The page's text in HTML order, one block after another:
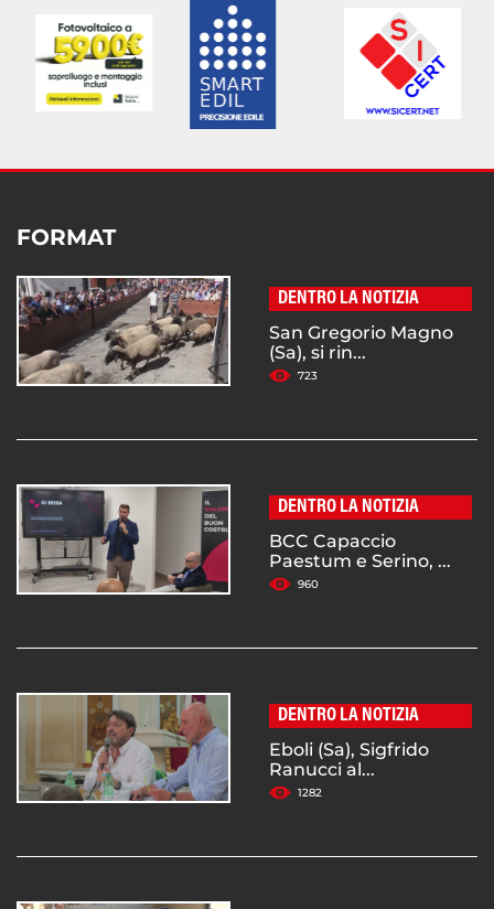
FORMAT
DENTRO LA NOTIZIA
San Gregorio Magno
(Sa), si rin...
723
DENTRO LA NOTIZIA
BCC Capaccio
Paestum e Serino, ...
960
DENTRO LA NOTIZIA
Eboli (Sa), Sigfrido
Ranucci al...
1282